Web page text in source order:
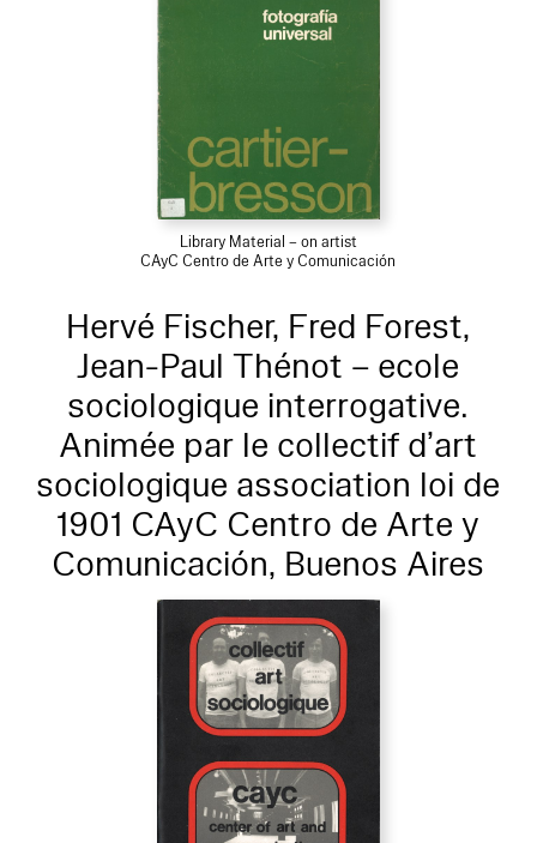
Library Material – on artist
CAyC Centro de Arte y Comunicación
Hervé Fischer, Fred Forest,
Jean-Paul Thénot – ecole
sociologique interrogative.
Animée par le collectif d’art
sociologique association loi de
1901 CAyC Centro de Arte y
Comunicación, Buenos Aires